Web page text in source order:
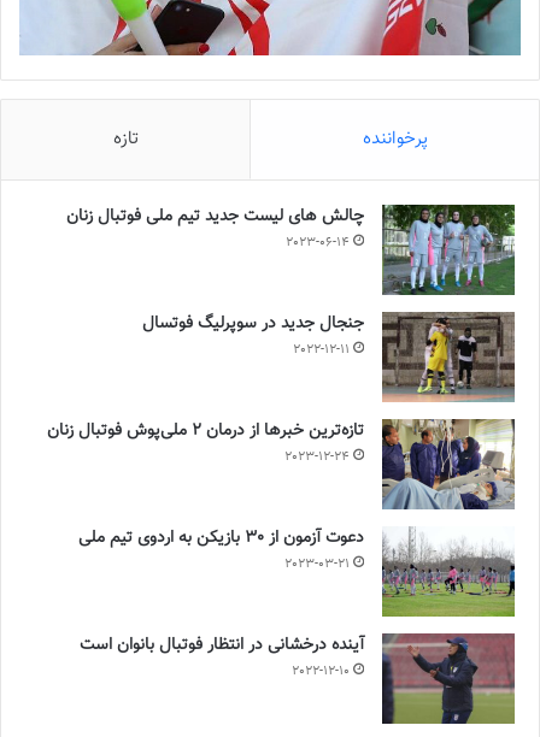
پرخواننده تازه
چالش هاى ليست جدید تيم ملى فوتبال زنان
2023-06-14
جنجال جدید در سوپرلیگ فوتسال
2022-12-11
تازه‌ترین خبرها از درمان ۲ ملی‌پوش فوتبال زنان
2023-12-24
دعوت آزمون از 30 بازیکن به اردوی تیم ملی
2023-03-21
آینده درخشانی در انتظار فوتبال بانوان است
2022-12-10